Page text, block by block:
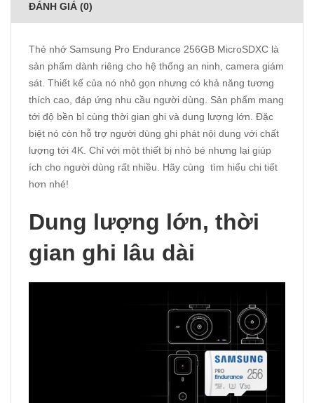
ĐÁNH GIÁ (0)
Thẻ nhớ Samsung Pro Endurance 256GB MicroSDXC là
sản phẩm dành riêng cho hệ thống an ninh, camera giám
sát. Thiết kế của nó nhỏ gọn nhưng có khả năng tương
thích cao, đáp ứng nhu cầu người dùng. Sản phẩm mang
tới độ bền bỉ cùng thời gian ghi và dung lượng lớn. Đặc
biệt nó còn hỗ trợ người dùng ghi phát nội dung với chất
lượng tới 4K. Chỉ với một thiết bị nhỏ bé nhưng lại giúp
ích cho người dùng rất nhiều. Hãy cùng tìm hiểu chi tiết
hơn nhé!
Dung lượng lớn, thời
gian ghi lâu dài